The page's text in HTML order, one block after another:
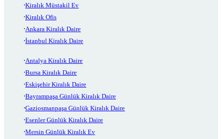
Kiralık Müstakil Ev
Kiralık Ofis
Ankara Kiralık Daire
İstanbul Kiralık Daire
Antalya Kiralık Daire
Bursa Kiralık Daire
Eskişehir Kiralık Daire
Bayrampaşa Günlük Kiralık Daire
Gaziosmanpaşa Günlük Kiralık Daire
Esenler Günlük Kiralık Daire
Mersin Günlük Kiralık Ev